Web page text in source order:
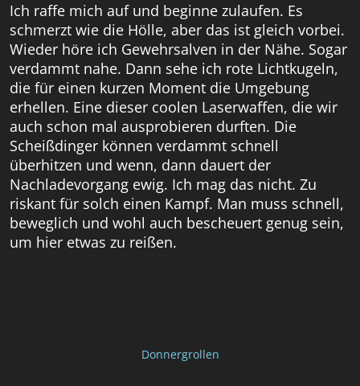
Ich raffe mich auf und beginne zulaufen. Es
schmerzt wie die Hölle, aber das ist gleich vorbei.
Wieder höre ich Gewehrsalven in der Nähe. Sogar
verdammt nahe. Dann sehe ich rote Lichtkugeln,
die für einen kurzen Moment die Umgebung
erhellen. Eine dieser coolen Laserwaffen, die wir
auch schon mal ausprobieren durften. Die
Scheißdinger können verdammt schnell
überhitzen und wenn, dann dauert der
Nachladevorgang ewig. Ich mag das nicht. Zu
riskant für solch einen Kampf. Man muss schnell,
beweglich und wohl auch bescheuert genug sein,
um hier etwas zu reißen.
Donnergrollen